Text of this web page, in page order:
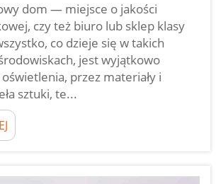
dom — miejsce o jakości
czy też biuro lub sklep klasy
co dzieje się w takich
jest wyjątkowo
przez materiały i
sztuki, te...